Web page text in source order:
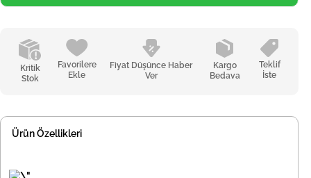
Kritik
Stok
Favorilere
Ekle
Fiyat Düşünce Haber
Ver
Kargo
Bedava
Teklif
İste
Ürün Özellikleri